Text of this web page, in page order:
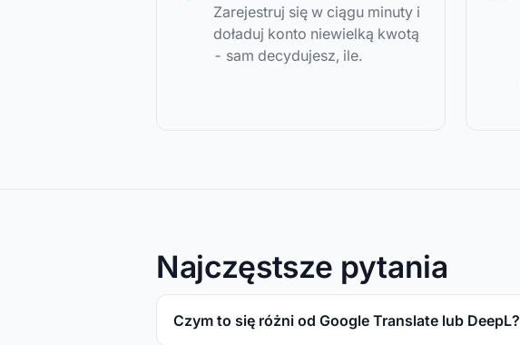
Zarejestruj się w ciągu minuty i
doładuj konto niewielką kwotą
- sam decydujesz, ile.
Najczęstsze pytania
Czym to się różni od Google Translate lub DeepL?